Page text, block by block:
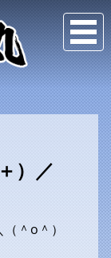
）／
＾o＾）